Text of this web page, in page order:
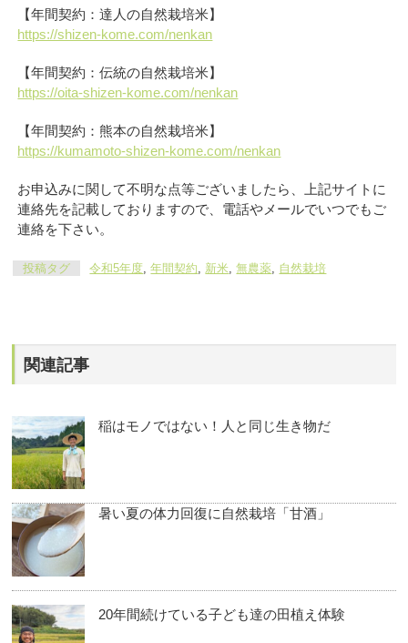
【年間契約：達人の自然栽培米】
https://shizen-kome.com/nenkan
【年間契約：伝統の自然栽培米】
https://oita-shizen-kome.com/nenkan
【年間契約：熊本の自然栽培米】
https://kumamoto-shizen-kome.com/nenkan
お申込みに関して不明な点等ございましたら、上記サイトに
連絡先を記載しておりますので、電話やメールでいつでもご
連絡を下さい。
投稿タグ 令和5年度,年間契約, 新米,無農薬, 自然栽培
関連記事
稲はモノではない！人と同じ生き物だ
暑い夏の体力回復に自然栽培「甘酒」
20年間続けている子ども達の田植え体験